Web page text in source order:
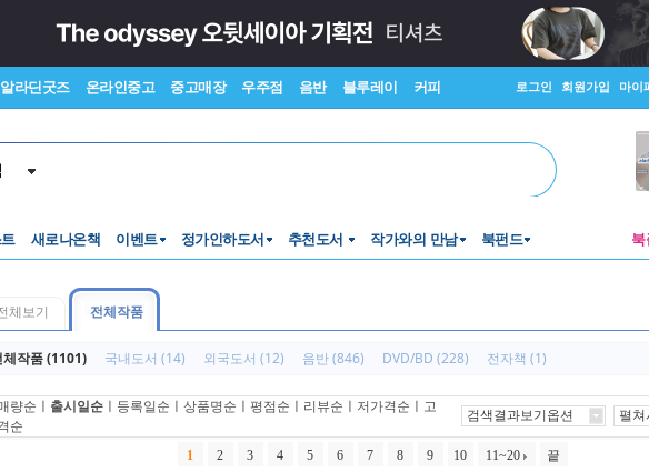
알라딘굿즈 온라인중고 중고매장 우주점 음반 블루레이 커피 로그인 회원가입 마이
새로나온책 이벤트 정가인하도서 추천도서 작가와의 만남 북펀드 북
체보기 전체작품
체작품 (1101) 국내도서 (14) 외국도서 (12) 음반 (846) DVD/BD (228) 전자책 (1)
량순 ㅣ 출시일순 ㅣ 등록일순 ㅣ 상품명순 ㅣ 평점순 ㅣ 리뷰순 ㅣ 저가격순 ㅣ 고
순
검색결과보기옵션 펼쳐
1 2 3 4 5 6 7 8 9 10 11~20 끝